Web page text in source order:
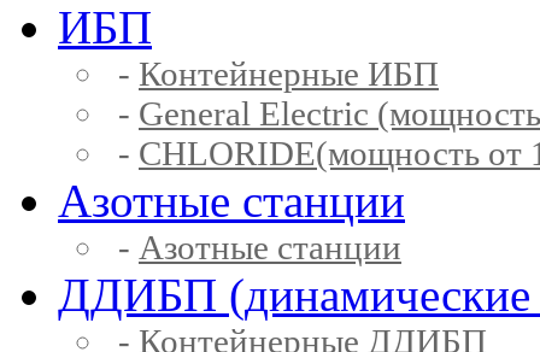
ИБП
- Контейнерные ИБП
- General Electric
- CHLORIDE(мощность от
Азотные станции
- Азотные станции
ДДИБП
- Контейнерные ДДИБП